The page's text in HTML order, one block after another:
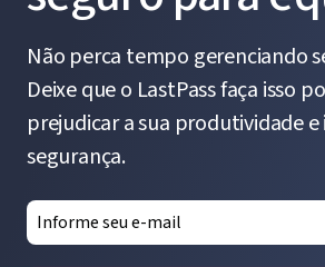
Não perca tempo gerenciando
Deixe que o LastPass faça isso
prejudicar a sua produtividade
segurança.